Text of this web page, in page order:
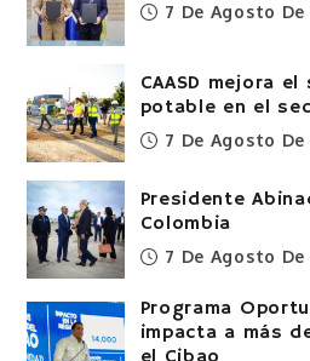
7 De Agosto De
CAASD mejora
potable en el
7 De Agosto De
Presidente
Colombia
7 De Agosto De
Programa
impacta a más